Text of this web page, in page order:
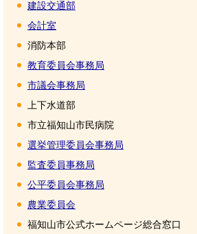
建設交通部
会計室
消防本部
教育委員会事務局
市議会事務局
上下水道部
市立福知山市民病院
選挙管理委員会事務局
監査委員事務局
公平委員会事務局
農業委員会
福知山市公式ホームページ総合窓口